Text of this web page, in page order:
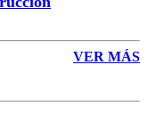
VER MÁS